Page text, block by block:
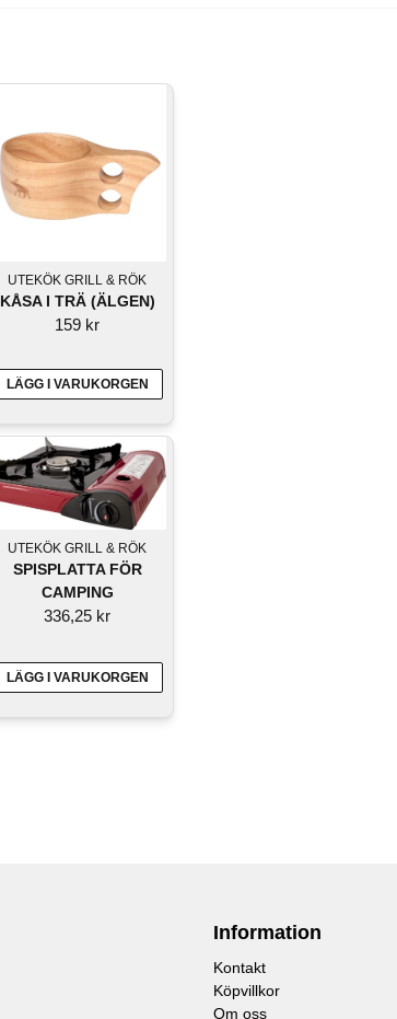
UTEKÖK GRILL & RÖK
KÅSA I TRÄ (ÄLGEN)
159 kr
LÄGG I VARUKORGEN
UTEKÖK GRILL & RÖK
SPISPLATTA FÖR
CAMPING
336,25 kr
LÄGG I VARUKORGEN
Information
Kontakt
Köpvillkor
Om oss